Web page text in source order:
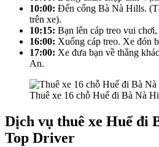
10:00: Đến cổng Bà Nà Hills.
trên xe).
10:15: Bạn lên cáp treo vui
16:00: Xuống cáp treo. Xe đón
17:00: Xe đưa bạn về thẳng
An.
Thuê xe 16 chỗ Huế đi Bà Nà
Dịch vụ thuê xe Huế đi
Top Driver